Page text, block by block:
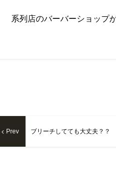
系列店のバーバーショップ
Prev ブリーチしてても大丈夫？？